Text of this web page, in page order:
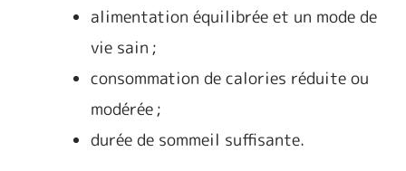
alimentation équilibrée et un mode de
vie sain ;
consommation de calories réduite ou
modérée ;
durée de sommeil suffisante.